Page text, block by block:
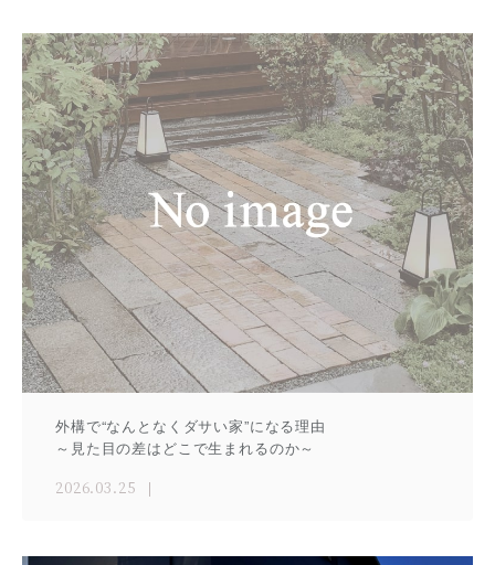
外構で“なんとなくダサい家”になる理由
～見た目の差はどこで生まれるのか～
2026.03.25